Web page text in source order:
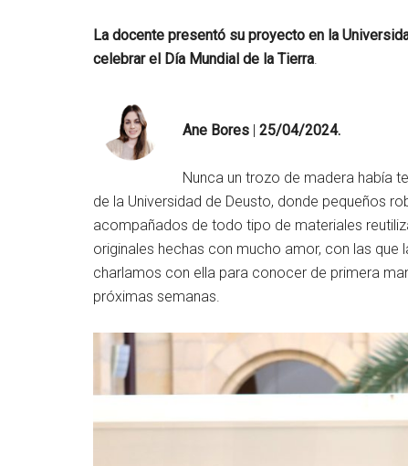
La docente presentó su proyecto en la
celebrar el Día Mundial de la Tierra.
Ane Bores | 25/04/2024.
Nunca un trozo de madera había
de la Universidad de Deusto, donde pequeños
acompañados de todo tipo de materiales
originales hechas con mucho amor, con las
charlamos con ella para conocer de primera
próximas semanas.